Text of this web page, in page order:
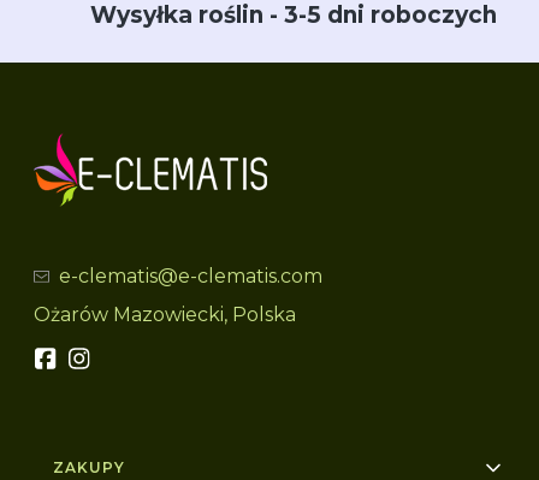
Wysyłka roślin - 3-5 dni roboczych
e-clematis@e-clematis.com
Ożarów Mazowiecki, Polska
Linki w stopce
ZAKUPY